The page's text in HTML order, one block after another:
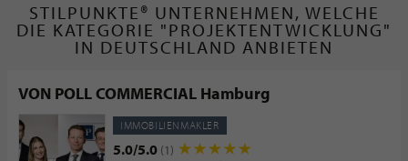
STILPUNKTE® UNTERNEHMEN, WELCHE
DIE KATEGORIE "PROJEKTENTWICKLUNG"
IN DEUTSCHLAND ANBIETEN
VON POLL COMMERCIAL Hamburg
IMMOBILIENMAKLER
5.0/5.0 (1)